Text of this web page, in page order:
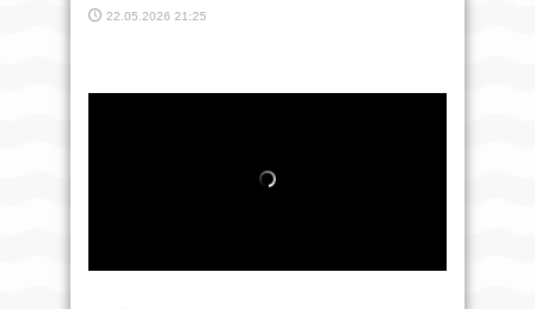
22.05.2026 21:25